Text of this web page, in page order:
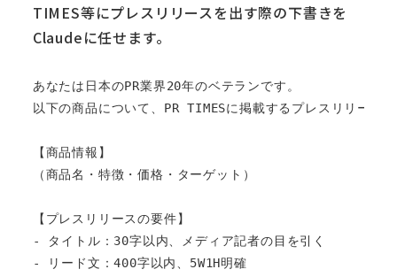
TIMES等にプレスリリースを出す際の下書きを
Claudeに任せます。
あなたは日本のPR業界20年のベテランです。
以下の商品について、PR TIMESに掲載するプレスリリース
【商品情報】
（商品名・特徴・価格・ターゲット）
【プレスリリースの要件】
- タイトル：30字以内、メディア記者の目を引く
- リード文：400字以内、5W1H明確